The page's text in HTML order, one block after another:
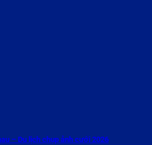
– Du lịch chụp ảnh cưới 2026